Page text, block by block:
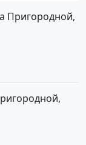
Пригородной,